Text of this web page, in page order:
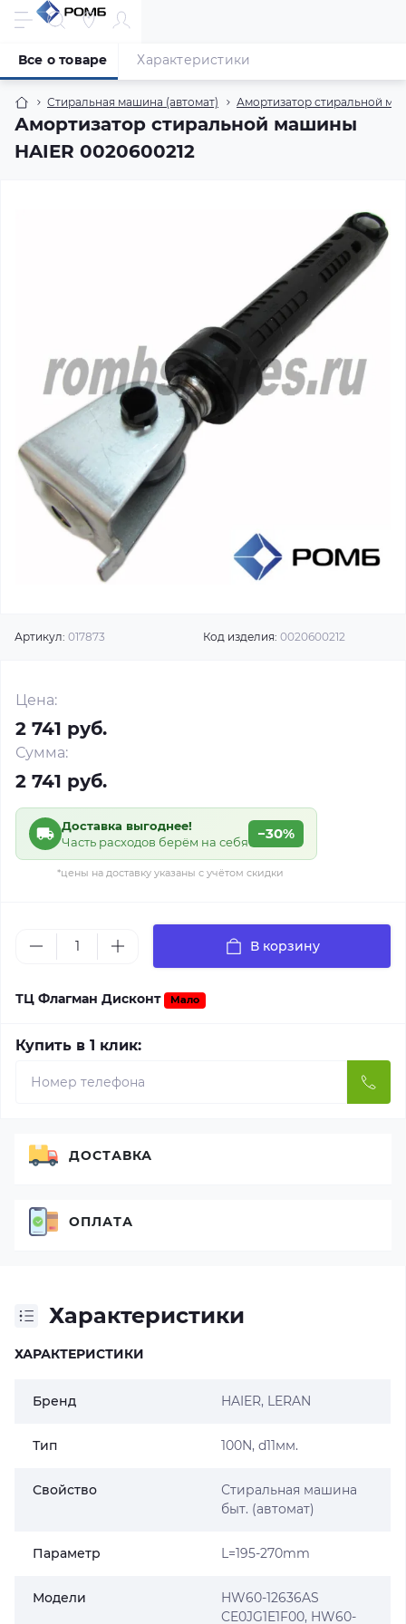
Стиральная машина (автомат) Амортизатор стиральной
Амортизатор стиральной машины
HAIER 0020600212
Все о товаре Характеристики
Артикул: 017873 Код изделия: 0020600212
Цена:
2 741 руб.
Сумма:
2 741 руб.
Доставка выгоднее!
Часть расходов берём на себя
−30%
*цены на доставку указаны с учётом скидки
В корзину
ТЦ Флагман Дисконт Мало
Купить в 1 клик:
Характеристики
ХАРАКТЕРИСТИКИ
Бренд HAIER, LERAN
Тип 100N, d11мм.
Свойство
Стиральная машина
быт. (автомат)
Параметр L=195-270mm
Модели
HW60-12636AS
CE0JG1E1F00, HW60-
ДОСТАВКА
ОПЛАТА